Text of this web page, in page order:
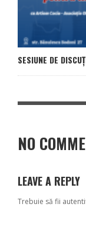
SESIUNE DE
NO
LEAVE A REPLY
Trebuie să fii